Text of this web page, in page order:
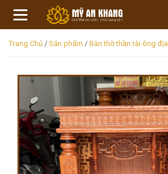
Trang Chủ / Sản phẩm / Bàn thờ thần tài ông địa